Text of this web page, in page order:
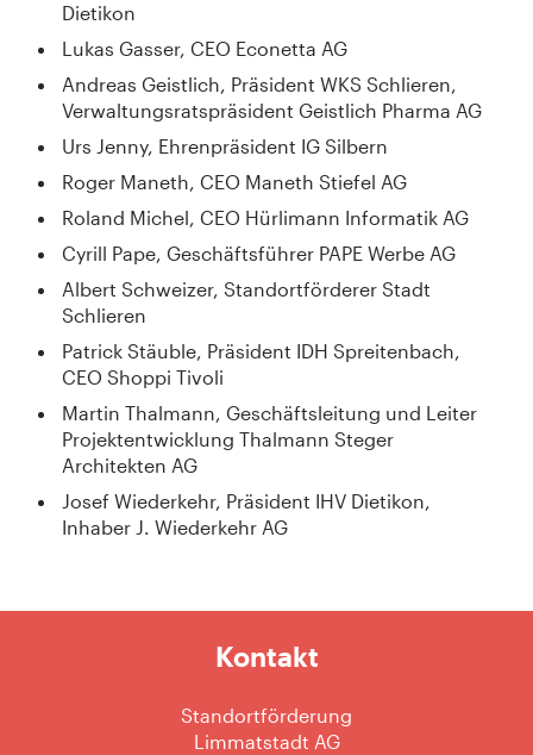
Dietikon
Lukas Gasser, CEO Econetta AG
Andreas Geistlich, Präsident WKS Schlieren,
Verwaltungsratspräsident Geistlich Pharma AG
Urs Jenny, Ehrenpräsident IG Silbern
Roger Maneth, CEO Maneth Stiefel AG
Roland Michel, CEO Hürlimann Informatik AG
Cyrill Pape, Geschäftsführer PAPE Werbe AG
Albert Schweizer, Standortförderer Stadt
Schlieren
Patrick Stäuble, Präsident IDH Spreitenbach,
CEO Shoppi Tivoli
Martin Thalmann, Geschäftsleitung und Leiter
Projektentwicklung Thalmann Steger
Architekten AG
Josef Wiederkehr, Präsident IHV Dietikon,
Inhaber J. Wiederkehr AG
Kontakt
Standortförderung
Limmatstadt AG